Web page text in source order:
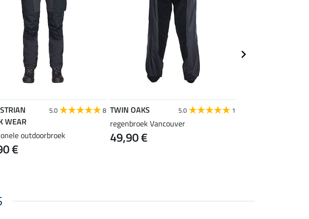
WEAR
5.0 8
outdoorbroek
€
TWIN OAKS 5.0 1
regenbroek Vancouver
49,90 €